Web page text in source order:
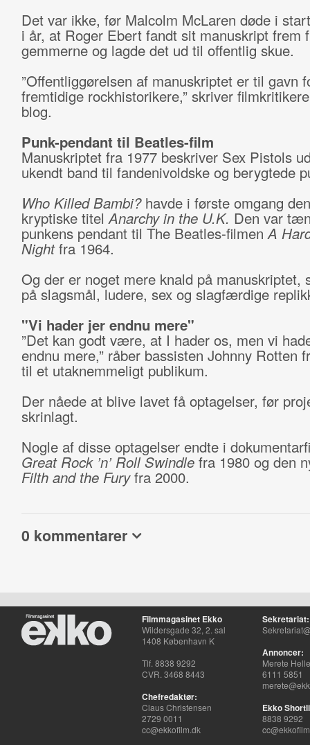
Det var ikke, før Malcolm McLaren døde i
i år, at Roger Ebert fandt sit manuskript frem
gemmerne og lagde det ud til offentlig skue.
”Offentliggørelsen af manuskriptet er til gavn
fremtidige rockhistorikere,” skriver
blog.
Punk-pendant til Beatles-film
Manuskriptet fra 1977 beskriver Sex Pistols
ukendt band til fandenivoldske og berygtede
Who Killed Bambi?havde i første omgang
kryptiske titelAnarchy in the U.K. Den var
punkens pendant til The Beatles-filmenA
Nightfra 1964.
Og der er noget mere knald på manuskriptet,
på slagsmål, ludere, sex og slagfærdige
"Vi hader jer endnu mere"
”Det kan godt være, at I hader os, men vi
endnu mere,” råber bassisten Johnny Rotten
til et utaknemmeligt publikum.
Der nåede at blive lavet få optagelser, før
skrinlagt.
Nogle af disse optagelser endte i
Great Rock ’n’ Roll Swindlefra 1980 og den
Filth and the Furyfra 2000.
0 kommentarer
Filmmagasinet Ekko
Wildersgade 32, 2. sal
1408 København K
Tlf. 8838 9292
CVR. 3468 8443
Chefredaktør:
Claus Christensen
2729 0011
cc@ekkofilm.dk
Sekretariat:
Annoncer:
Merete
6111 5851
Ekko
8838 9292